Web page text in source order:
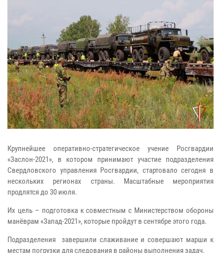
Крупнейшее оперативно-стратегическое учение Росгвардии
«Заслон-2021», в котором принимают участие подразделения
Свердловского управления Росгвардии, стартовало сегодня в
нескольких регионах страны. Масштабные мероприятия
продлятся до 30 июля.
Их цель – подготовка к совместным с Министерством обороны
манёврам «Запад-2021», которые пройдут в сентябре этого года.
Подразделения завершили слаживание и совершают марши к
местам погрузки для следования в районы выполнения задач.